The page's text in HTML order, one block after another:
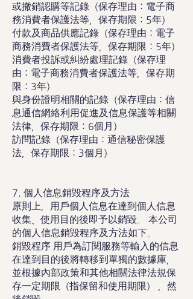
或撤銷認購等記錄（保存理由：電子商
務消費者保護法等，保存期限：5年）
付款及商品供應記錄（保存理由：電子
商務消費者保護法等，保存期限：5年）
消費者投訴或糾紛處理記錄（保存理
由：電子商務消費者保護法等，保存期
限：3年）
與身份證明相關的記錄（保存理由：信
息通信網絡利用促進及信息保護等相關
法律，保存期限：6個月）
訪問記錄（保存理由：通信秘密保護
法，保存期限：3個月）
7. 個人信息銷毀程序及方法
原則上，用戶個人信息在達到個人信息
收集、使用目的後即予以銷毀。 本公司
的個人信息銷毀程序及方法如下。
銷毀程序 用戶為訂閱服務等輸入的信息
在達到目的後將轉移到單獨的數據庫，
並根據內部政策和其他相關法律法規保
存一定期限（指保留和使用期限） ，然